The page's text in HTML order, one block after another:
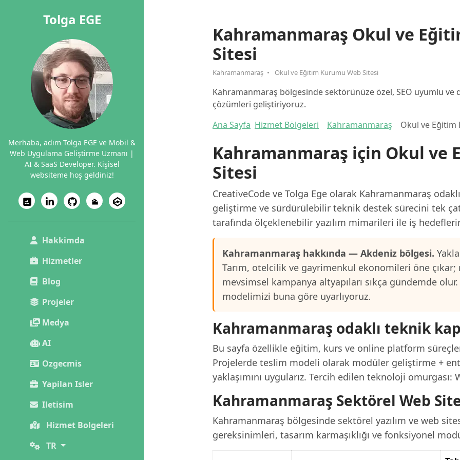
Tolga EGE
Merhaba, adım Tolga EGE ve Mobil &
Web Uygulama Geliştirme Uzmanı |
AI & SaaS Developer. Kişisel
websiteme hoş geldiniz!
Hakkimda
Hizmetler
Blog
Projeler
Medya
AI
Ozgecmis
Yapilan Isler
Iletisim
Hizmet Bolgeleri
TR
Kahramanmaraş Okul ve
Sitesi
Kahramanmaraş Okul ve Eğitim Kurumu Web Sitesi
Kahramanmaraş bölgesinde sektörünüze özel, SEO uyumlu ve
çözümleri geliştiriyoruz.
Ana Sayfa Hizmet Bölgeleri Kahramanmaraş Okul ve Eğitim
Kahramanmaraş için Okul ve
Sitesi
CreativeCode ve Tolga Ege olarak Kahramanmaraş
geliştirme ve sürdürülebilir teknik destek sürecini tek
tarafında ölçeklenebilir yazılım mimarileri ile iş
Kahramanmaraş hakkında — Akdeniz bölgesi.
Tarım, otelcilik ve gayrimenkul ekonomileri öne çıkar;
mevsimsel kampanya altyapıları sıkça gündemde
modelimizi buna göre uyarlıyoruz.
Kahramanmaraş odaklı teknik
Bu sayfa özellikle eğitim, kurs ve online platform
Projelerde teslim modeli olarak modüler geliştirme +
yaklaşımını uygularız. Tercih edilen teknoloji omurgası:
Kahramanmaraş Sektörel Web
Kahramanmaraş bölgesinde sektörel yazılım ve web
gereksinimleri, tasarım karmaşıklığı ve fonksiyonel